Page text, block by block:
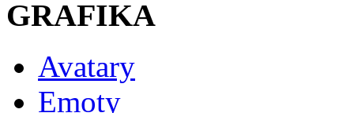
GRAFIKA
Avatary
Emoty